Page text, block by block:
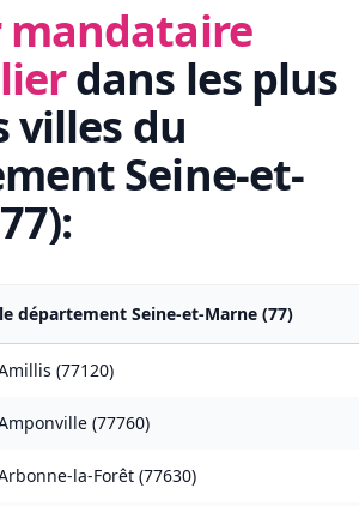
mandataire
dans les plus
villes du
Seine-et-
77):
département Seine-et-Marne (77)
(77120)
(77760)
la-Forêt (77630)